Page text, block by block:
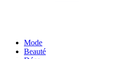
Mode
Beauté